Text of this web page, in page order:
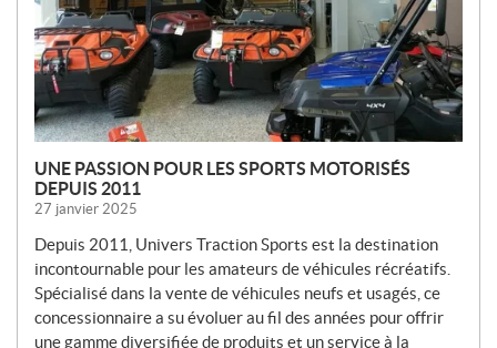
L
E
S
UNE PASSION POUR LES SPORTS MOTORISÉS
DEPUIS 2011
27 janvier 2025
Depuis 2011, Univers Traction Sports est la destination
incontournable pour les amateurs de véhicules récréatifs.
Spécialisé dans la vente de véhicules neufs et usagés, ce
concessionnaire a su évoluer au fil des années pour offrir
une gamme diversifiée de produits et un service à la